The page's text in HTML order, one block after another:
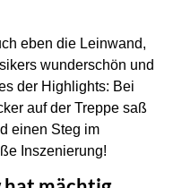
eben die Leinwand,
wunderschön und
der Highlights: Bei
auf der Treppe saß
einen Steg im
Inszenierung!